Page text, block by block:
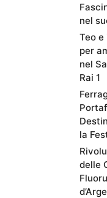
nel
Teo e
per
nel
Rai 1
la
delle